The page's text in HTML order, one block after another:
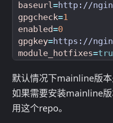
baseurl=http://
gpgcheck=1
enabled=0
gpgkey=
module_hotfixes=
默认情况下mainline版
如果需要安装mainline
用这个repo。